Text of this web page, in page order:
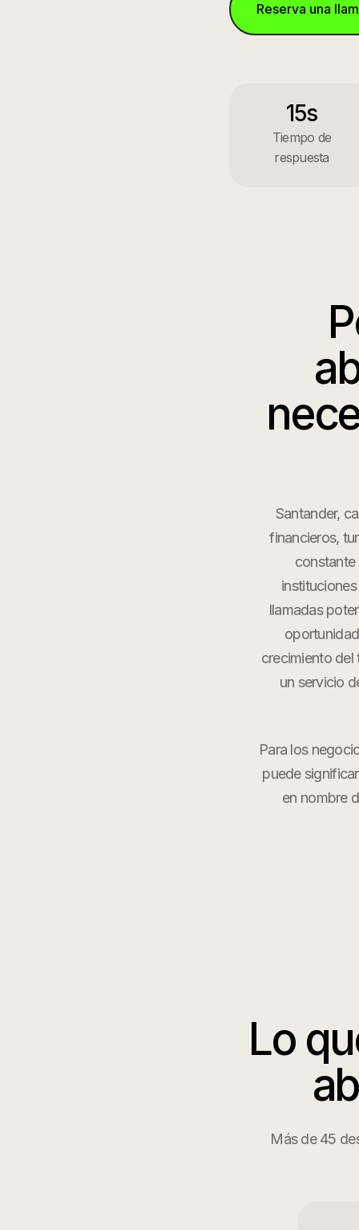
Reserva una
15s
Tiempo de
respuesta
Santander,
financieros,
constante
llamadas
crecimiento del
un servicio
Para los
puede
en nombre
Lo
Más de 45